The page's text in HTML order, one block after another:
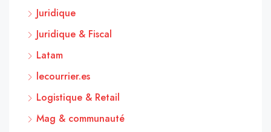
Juridique
Juridique & Fiscal
Latam
lecourrier.es
Logistique & Retail
Mag & communauté